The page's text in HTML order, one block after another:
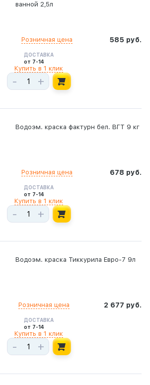
ванной 2,5л
585 руб.
Розничная цена
ДОСТАВКА
от 7-14
- +
Купить в 1 клик
Водоэм. краска фактурн бел. ВГТ 9 кг
678 руб.
Розничная цена
ДОСТАВКА
от 7-14
- +
Купить в 1 клик
Водоэм. краска Тиккурила Евро-7 9л
2 677 руб.
Розничная цена
ДОСТАВКА
от 7-14
- +
Купить в 1 клик